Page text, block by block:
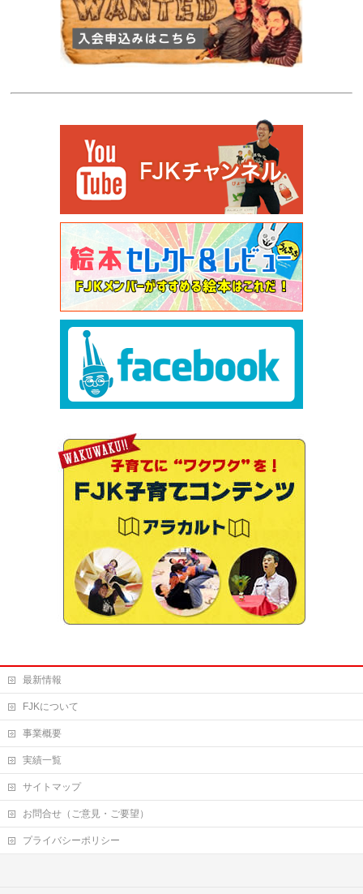
最新情報
FJKについて
事業概要
実績一覧
サイトマップ
お問合せ（ご意見・ご要望）
プライバシーポリシー